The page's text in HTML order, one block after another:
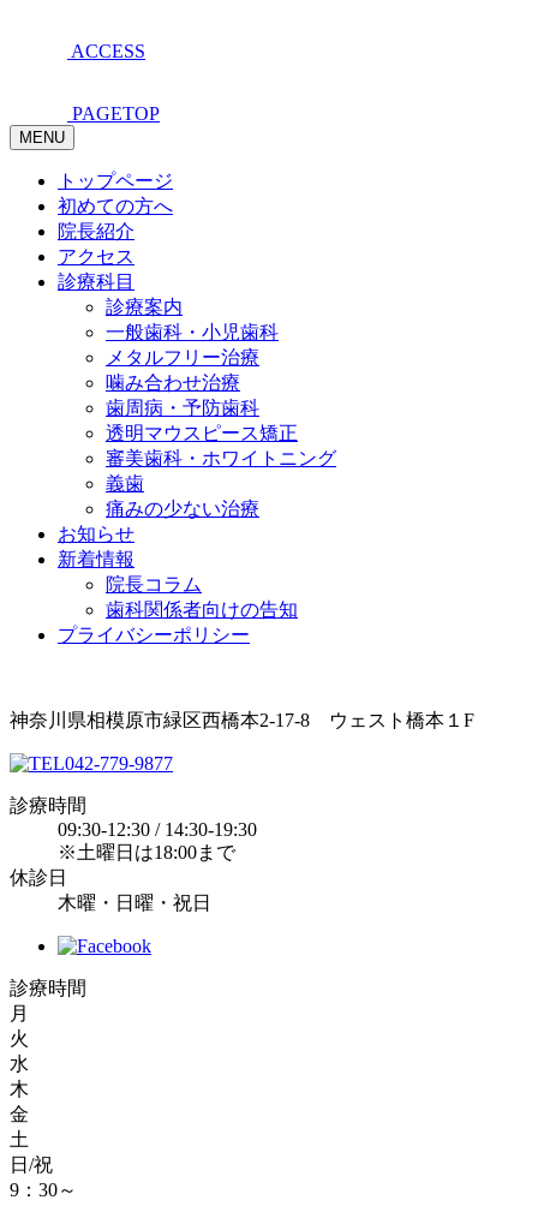
ACCESS
PAGETOP
MENU
トップページ
初めての方へ
院長紹介
アクセス
診療科目
診療案内
一般歯科・小児歯科
メタルフリー治療
噛み合わせ治療
歯周病・予防歯科
透明マウスピース矯正
審美歯科・ホワイトニング
義歯
痛みの少ない治療
お知らせ
新着情報
院長コラム
歯科関係者向けの告知
プライバシーポリシー
神奈川県相模原市緑区西橋本2-17-8 ウェスト橋本１F
042-779-9877
診療時間
09:30-12:30 / 14:30-19:30
※土曜日は18:00まで
休診日
木曜・日曜・祝日
診療時間
月
火
水
木
金
土
日/祝
9：30～